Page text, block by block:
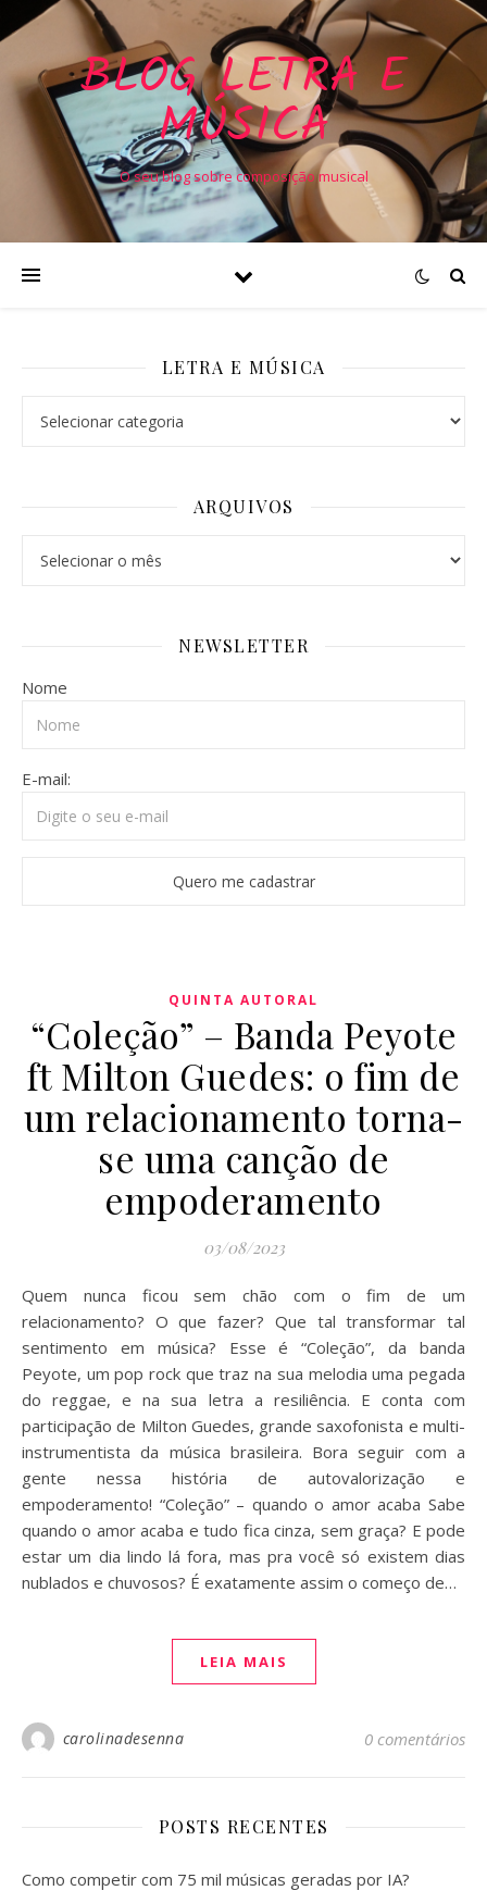
BLOG LETRA E
MÚSICA
O seu blog sobre composição musical
LETRA E MÚSICA
ARQUIVOS
NEWSLETTER
Nome
E-mail:
QUINTA AUTORAL
“Coleção” – Banda Peyote
ft Milton Guedes: o fim de
um relacionamento torna-
se uma canção de
empoderamento
03/08/2023
Quem nunca ficou sem chão com o fim de um
relacionamento? O que fazer? Que tal transformar tal
sentimento em música? Esse é “Coleção”, da banda
Peyote, um pop rock que traz na sua melodia uma pegada
do reggae, e na sua letra a resiliência. E conta com
participação de Milton Guedes, grande saxofonista e multi-
instrumentista da música brasileira. Bora seguir com a
gente nessa história de autovalorização e
empoderamento! “Coleção” – quando o amor acaba Sabe
quando o amor acaba e tudo fica cinza, sem graça? E pode
estar um dia lindo lá fora, mas pra você só existem dias
nublados e chuvosos? É exatamente assim o começo de…
LEIA MAIS
carolinadesenna 0 comentários
POSTS RECENTES
Como competir com 75 mil músicas geradas por IA?